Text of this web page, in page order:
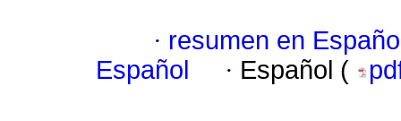
· resumen en
Español
· Español (